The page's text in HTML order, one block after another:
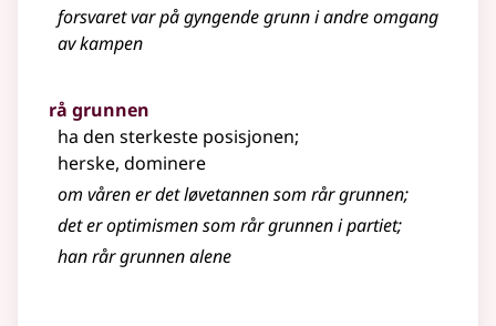
forsvaret var på gyngende grunn i andre omgang
av kampen
rå grunnen
ha den sterkeste posisjonen;
herske, dominere
om våren er det løvetannen som rår grunnen;
det er optimismen som rår grunnen i partiet;
han rår grunnen alene